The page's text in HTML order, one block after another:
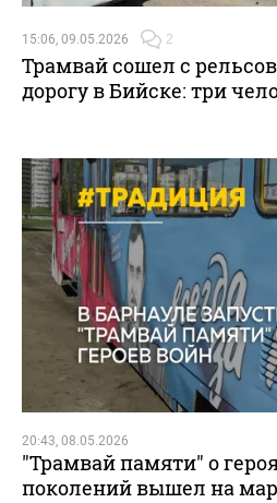
15:06, 09.05.2026 2
Трамвай сошел с
дорогу в Бийске: три
20:43, 08.05.2026
"Трамвай памяти" о
поколений вышел на